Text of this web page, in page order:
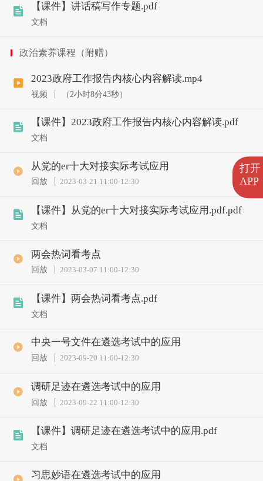
打开
APP
【课件】讲话稿写作专题.pdf
文档
政治素养课程（附赠）
2023政府工作报告内核心内容解读.mp4
视频 （2小时8分43秒）
【课件】2023政府工作报告内核心内容解读.pdf
文档
从党的er十大对接实际考试应用
回放 2023-03-21 11:00-12:30
【课件】从党的er十大对接实际考试应用.pdf.pdf
文档
两会热词看考点
回放 2023-03-07 11:00-12:30
【课件】两会热词看考点.pdf
文档
中央一号文件在遴选考试中的应用
回放 2023-09-20 11:00-12:30
调研足迹在遴选考试中的应用
回放 2023-09-22 11:00-12:30
【课件】调研足迹在遴选考试中的应用.pdf
文档
习思妙语在遴选考试中的应用